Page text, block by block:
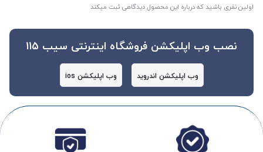
اولین نفری باشید که درباره این محصول دیدگاهی ثبت میکند
نصب وب اپلیکشن فروشگاه اینترنتی سیب 115
وب اپلیکشن اندروید وب اپلیکشن ios